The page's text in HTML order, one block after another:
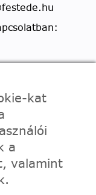
kat
a
valamint